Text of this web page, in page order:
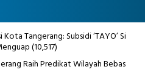
Tangerang: Subsidi ‘TAYO’ Si
(10,517)
Raih Predikat Wilayah Bebas